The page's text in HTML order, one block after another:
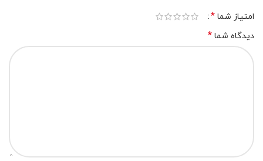
امتیاز شما *
دیدگاه شما *